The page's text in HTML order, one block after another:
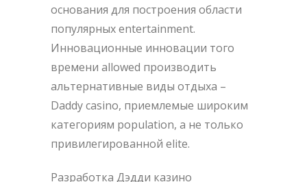
основания для построения области
популярных entertainment.
Инновационные инновации того
времени allowed производить
альтернативные виды отдыха –
Daddy casino, приемлемые широким
категориям population, а не только
привилегированной elite.
Разработка Дэдди казино